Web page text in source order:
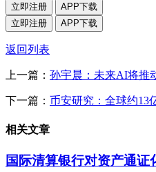
立即注册
APP下载
立即注册
APP下载
返回列表
上一篇： 孙宇晨：未来AI将推
下一篇： 币安研究：全球约13
相关文章
国际清算银行对资产通证